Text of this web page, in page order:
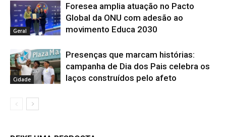
Geral
Foresea amplia atuação no Pacto
Global da ONU com adesão ao
movimento Educa 2030
Cidade
Presenças que marcam histórias:
campanha de Dia dos Pais celebra os
laços construídos pelo afeto